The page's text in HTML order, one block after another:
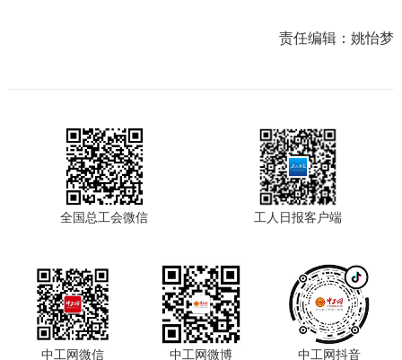
责任编辑：姚怡梦
全国总工会微信 工人日报客户端
中工网微信 中工网微博 中工网抖音